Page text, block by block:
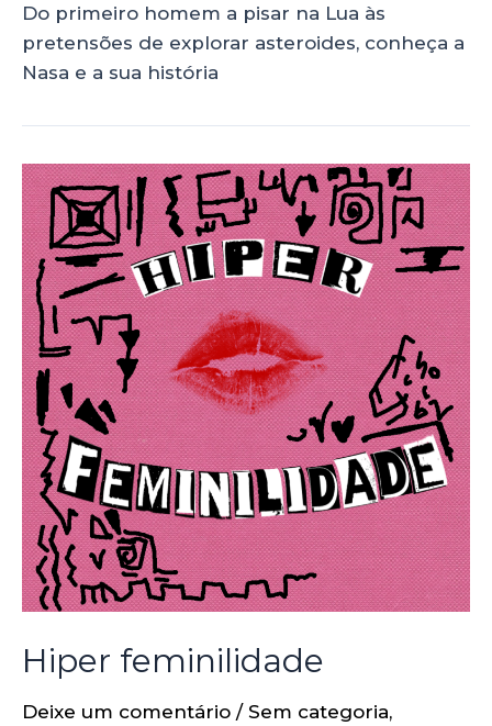
Do primeiro homem a pisar na Lua às
pretensões de explorar asteroides, conheça a
Nasa e a sua história
Hiper feminilidade
Deixe um comentário / Sem categoria,